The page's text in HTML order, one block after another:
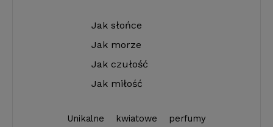
Jak słońce
Jak morze
Jak czułość
Jak miłość
Unikalne kwiatowe perfumy